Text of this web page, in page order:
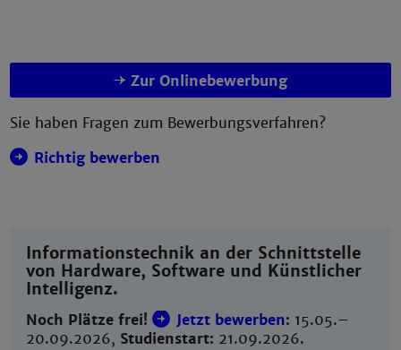
Zur Onlinebewerbung
Sie haben Fragen zum Bewerbungsverfahren?
Richtig bewerben
Informationstechnik an der Schnittstelle
von Hardware, Software und Künstlicher
Intelligenz.
Noch Plätze frei! Jetzt bewerben: 15.05.–
20.09.2026, Studienstart: 21.09.2026.